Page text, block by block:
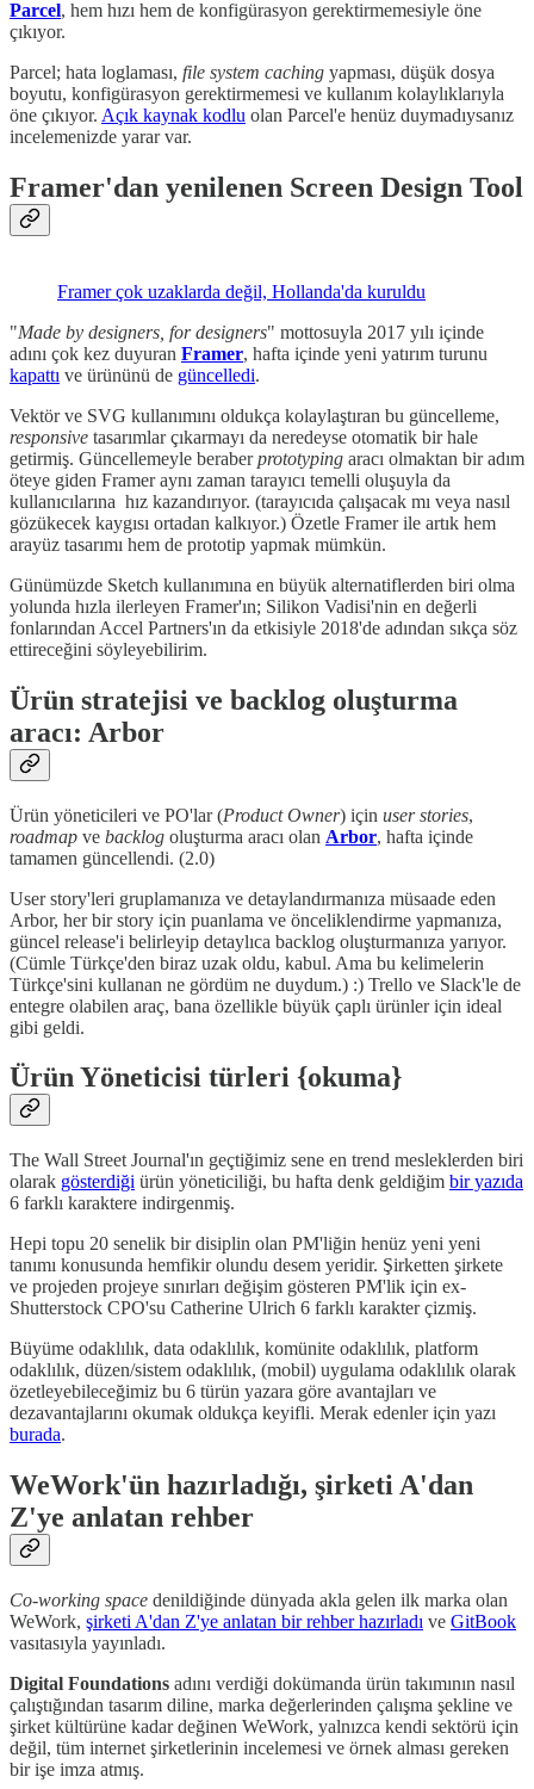
Parcel, hem hızı hem de konfigürasyon gerektirmemesiyle öne
çıkıyor.
Parcel; hata loglaması, file system caching yapması, düşük dosya
boyutu, konfigürasyon gerektirmemesi ve kullanım kolaylıklarıyla
öne çıkıyor. Açık kaynak kodlu olan Parcel'e henüz duymadıysanız
incelemenizde yarar var.
Framer'dan yenilenen Screen Design Tool
Framer çok uzaklarda değil, Hollanda'da kuruldu
"Made by designers, for designers" mottosuyla 2017 yılı içinde
adını çok kez duyuran Framer, hafta içinde yeni yatırım turunu
kapattı ve ürününü de güncelledi.
Vektör ve SVG kullanımını oldukça kolaylaştıran bu güncelleme,
responsive tasarımlar çıkarmayı da neredeyse otomatik bir hale
getirmiş. Güncellemeyle beraberprototyping aracı olmaktan bir adım
öteye giden Framer aynı zaman tarayıcı temelli oluşuyla da
kullanıcılarına hız kazandırıyor. (tarayıcıda çalışacak mı veya nasıl
gözükecek kaygısı ortadan kalkıyor.) Özetle Framer ile artık hem
arayüz tasarımı hem de prototip yapmak mümkün.
Günümüzde Sketch kullanımına en büyük alternatiflerden biri olma
yolunda hızla ilerleyen Framer'ın; Silikon Vadisi'nin en değerli
fonlarından Accel Partners'ın da etkisiyle 2018'de adından sıkça söz
ettireceğini söyleyebilirim.
Ürün stratejisi ve backlog oluşturma
aracı: Arbor
Ürün yöneticileri ve PO'lar (Product Owner) için user stories,
roadmap ve backlog oluşturma aracı olan Arbor, hafta içinde
tamamen güncellendi. (2.0)
User story'leri gruplamanıza ve detaylandırmanıza müsaade eden
Arbor, her bir story için puanlama ve önceliklendirme yapmanıza,
güncel release'i belirleyip detaylıca backlog oluşturmanıza yarıyor.
(Cümle Türkçe'den biraz uzak oldu, kabul. Ama bu kelimelerin
Türkçe'sini kullanan ne gördüm ne duydum.) :) Trello ve Slack'le de
entegre olabilen araç, bana özellikle büyük çaplı ürünler için ideal
gibi geldi.
Ürün Yöneticisi türleri {okuma}
The Wall Street Journal'ın geçtiğimiz sene en trend mesleklerden biri
olarak gösterdiği ürün yöneticiliği, bu hafta denk geldiğim bir yazıda
6 farklı karaktere indirgenmiş.
Hepi topu 20 senelik bir disiplin olan PM'liğin henüz yeni yeni
tanımı konusunda hemfikir olundu desem yeridir. Şirketten şirkete
ve projeden projeye sınırları değişim gösteren PM'lik için ex-
Shutterstock CPO'su Catherine Ulrich 6 farklı karakter çizmiş.
Büyüme odaklılık, data odaklılık, komünite odaklılık, platform
odaklılık, düzen/sistem odaklılık, (mobil) uygulama odaklılık olarak
özetleyebileceğimiz bu 6 türün yazara göre avantajları ve
dezavantajlarını okumak oldukça keyifli. Merak edenler için yazı
burada.
WeWork'ün hazırladığı, şirketi A'dan
Z'ye anlatan rehber
Co-working space denildiğinde dünyada akla gelen ilk marka olan
WeWork, şirketi A'dan Z'ye anlatan bir rehber hazırladı ve GitBook
vasıtasıyla yayınladı.
Digital Foundations adını verdiği dokümanda ürün takımının nasıl
çalıştığından tasarım diline, marka değerlerinden çalışma şekline ve
şirket kültürüne kadar değinen WeWork, yalnızca kendi sektörü için
değil, tüm internet şirketlerinin incelemesi ve örnek alması gereken
bir işe imza atmış.